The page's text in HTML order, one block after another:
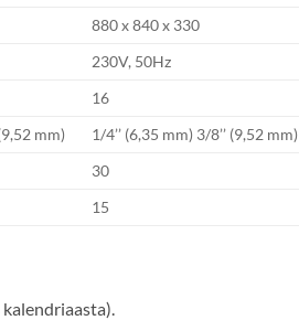
880 x 840 x 330
230V, 50Hz
16
mm)
1/4’’ (6,35 mm) 3/8’’ (9,52 mm)
30
15